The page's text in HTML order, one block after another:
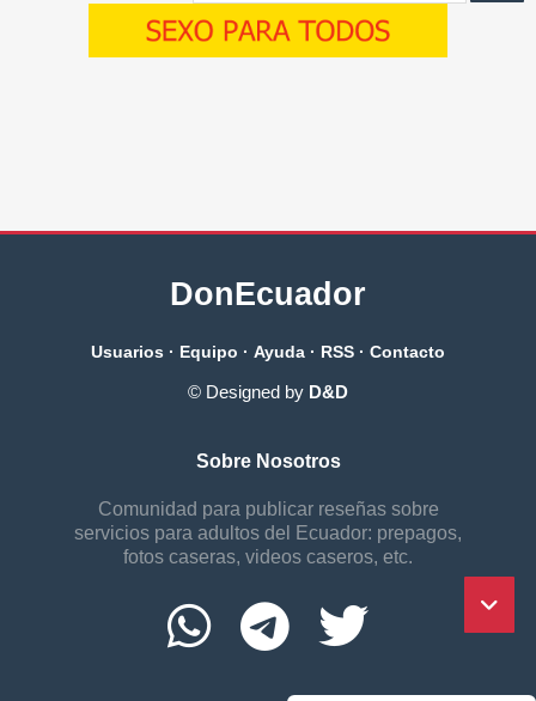
DonEcuador
Usuarios · Equipo · Ayuda · RSS · Contacto
© Designed by D&D
Sobre Nosotros
Comunidad para publicar reseñas sobre
servicios para adultos del Ecuador: prepagos,
fotos caseras, videos caseros, etc.